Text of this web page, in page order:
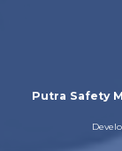
Putra Safety